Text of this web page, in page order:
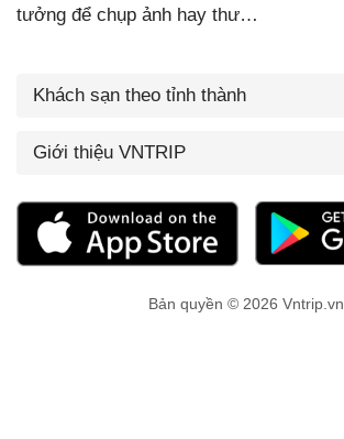
tưởng để chụp ảnh hay thư…
Khách sạn theo tỉnh thành
Giới thiệu VNTRIP
Bản quyền © 2026 Vntrip.vn